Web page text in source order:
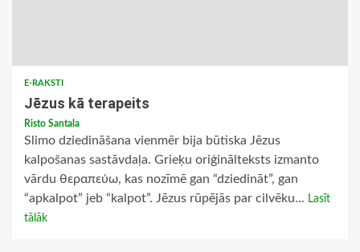
E-RAKSTI
Jēzus kā terapeits
Risto Santala
Slimo dziedināšana vienmēr bija būtiska Jēzus
kalpošanas sastāvdaļa. Grieķu oriģinālteksts izmanto
vārdu θεραπεύω, kas nozīmē gan “dziedināt”, gan
“apkalpot” jeb “kalpot”. Jēzus rūpējās par cilvēku... Lasīt
tālāk